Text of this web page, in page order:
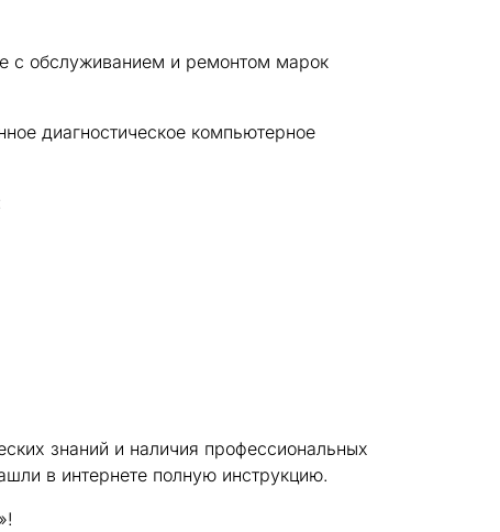
с обслуживанием и ремонтом марок
диагностическое компьютерное
знаний и наличия профессиональных
в интернете полную инструкцию.